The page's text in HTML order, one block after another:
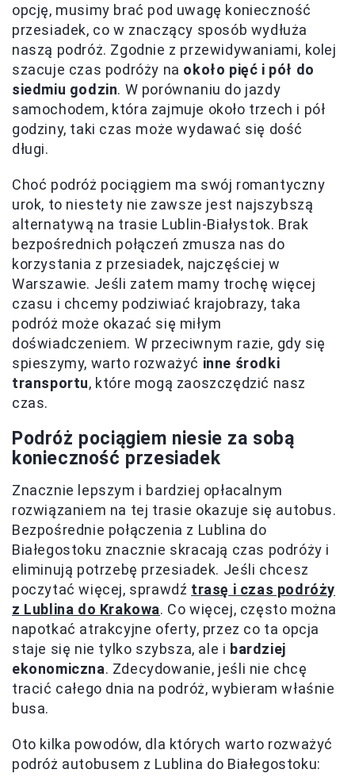
opcję, musimy brać pod uwagę konieczność
przesiadek, co w znaczący sposób wydłuża
naszą podróż. Zgodnie z przewidywaniami, kolej
szacuje czas podróży na około pięć i pół do
siedmiu godzin. W porównaniu do jazdy
samochodem, która zajmuje około trzech i pół
godziny, taki czas może wydawać się dość
długi.
Choć podróż pociągiem ma swój romantyczny
urok, to niestety nie zawsze jest najszybszą
alternatywą na trasie Lublin-Białystok. Brak
bezpośrednich połączeń zmusza nas do
korzystania z przesiadek, najczęściej w
Warszawie. Jeśli zatem mamy trochę więcej
czasu i chcemy podziwiać krajobrazy, taka
podróż może okazać się miłym
doświadczeniem. W przeciwnym razie, gdy się
spieszymy, warto rozważyć inne środki
transportu, które mogą zaoszczędzić nasz
czas.
Podróż pociągiem niesie za sobą
konieczność przesiadek
Znacznie lepszym i bardziej opłacalnym
rozwiązaniem na tej trasie okazuje się autobus.
Bezpośrednie połączenia z Lublina do
Białegostoku znacznie skracają czas podróży i
eliminują potrzebę przesiadek. Jeśli chcesz
poczytać więcej, sprawdź trasę i czas podróży
z Lublina do Krakowa. Co więcej, często można
napotkać atrakcyjne oferty, przez co ta opcja
staje się nie tylko szybsza, ale i bardziej
ekonomiczna. Zdecydowanie, jeśli nie chcę
tracić całego dnia na podróż, wybieram właśnie
busa.
Oto kilka powodów, dla których warto rozważyć
podróż autobusem z Lublina do Białegostoku: